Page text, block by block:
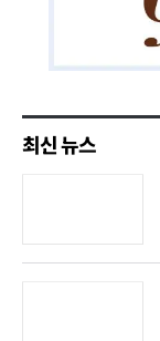
최신 뉴스